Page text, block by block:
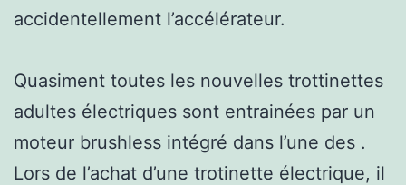
accidentellement l’accélérateur.
Quasiment toutes les nouvelles trottinettes
adultes électriques sont entrainées par un
moteur brushless intégré dans l’une des .
Lors de l’achat d’une trotinette électrique, il